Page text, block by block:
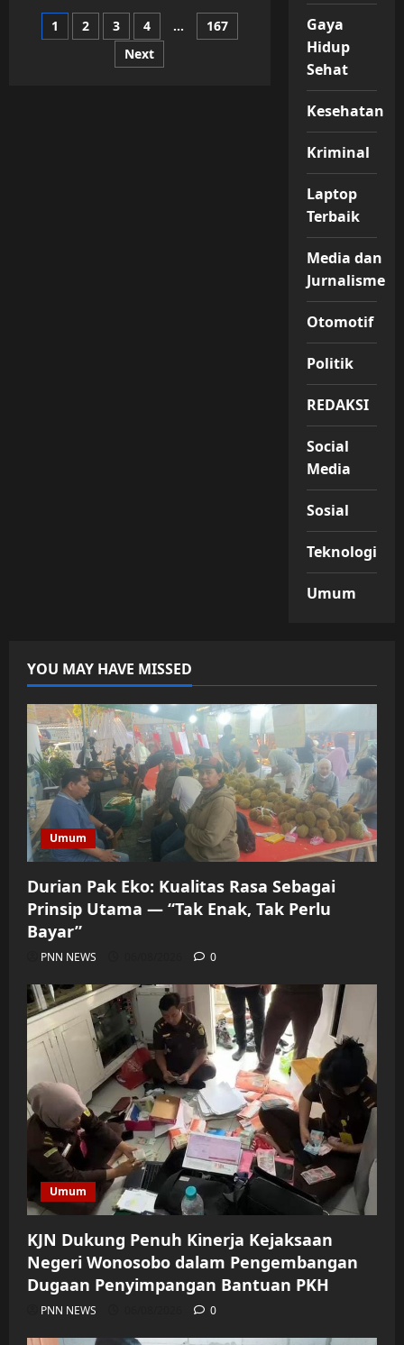
Prinsip
Transparansi,
Proyek
Revitalisasi
SDN
Paginasi
1 2 3 4 …
167
Next
Gaya
Hidup
Sehat
Kesehatan
Kriminal
Laptop
Terbaik
Media dan
Jurnalisme
Otomotif
Politik
REDAKSI
Social
Media
Sosial
Teknologi
Umum
YOU MAY HAVE MISSED
Umum
Durian Pak Eko: Kualitas Rasa Sebagai
Prinsip Utama — “Tak Enak, Tak Perlu
Bayar”
PNN NEWS 0
Umum
KJN Dukung Penuh Kinerja Kejaksaan
Negeri Wonosobo dalam Pengembangan
Dugaan Penyimpangan Bantuan PKH
PNN NEWS 0